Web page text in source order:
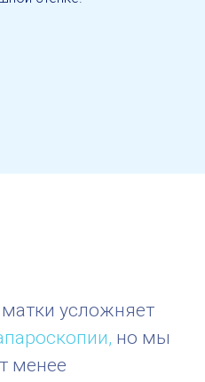
усложняет
но мы
менее